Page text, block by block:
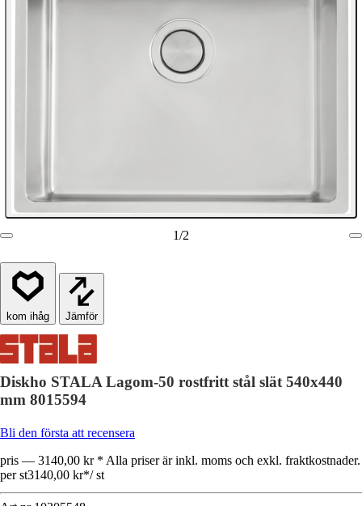
1/2
Jämför
Diskho STALA Lagom-50 rostfritt stål slät 540x440
mm 8015594
Bli den första att recensera
pris — 3140,00 kr * Alla priser är inkl. moms och exkl. fraktkostnader.
per st3140,00 kr*/ st